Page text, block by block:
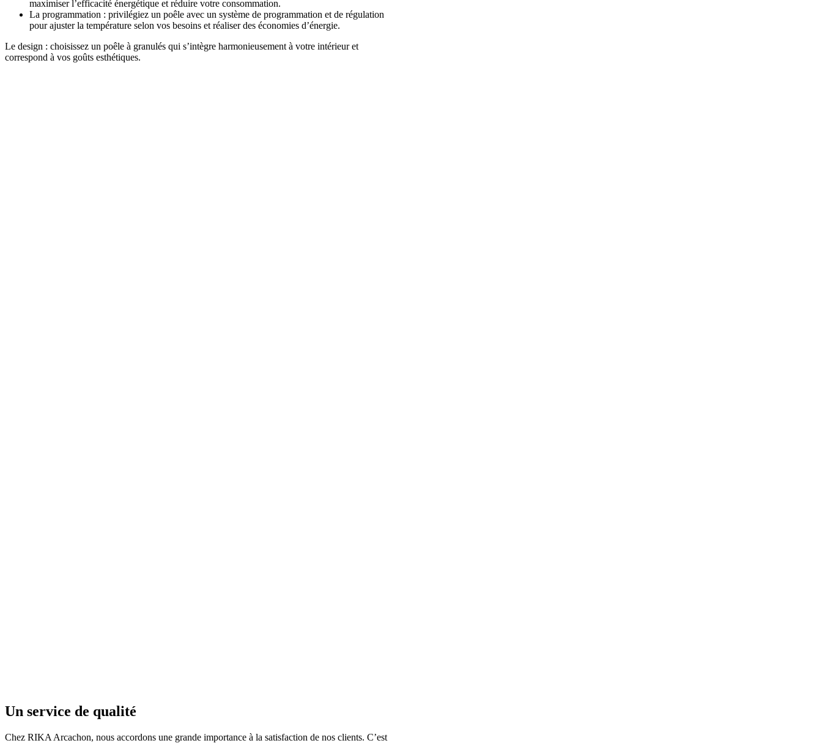
maximiser l’efficacité énergétique et réduire votre consommation.
La programmation : privilégiez un poêle avec un système de programmation et de régulation
pour ajuster la température selon vos besoins et réaliser des économies d’énergie.
Le design : choisissez un poêle à granulés qui s’intègre harmonieusement à votre intérieur et
correspond à vos goûts esthétiques.
Un service de qualité
Chez RIKA Arcachon, nous accordons une grande importance à la satisfaction de nos clients. C’est